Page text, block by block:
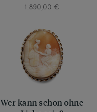
1.890,00 €
Wer kann schon ohne